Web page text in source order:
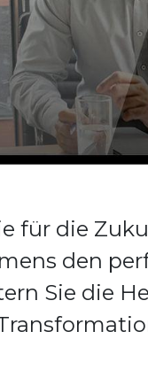
für die
den
Sie die